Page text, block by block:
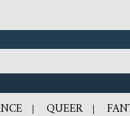
QUEER